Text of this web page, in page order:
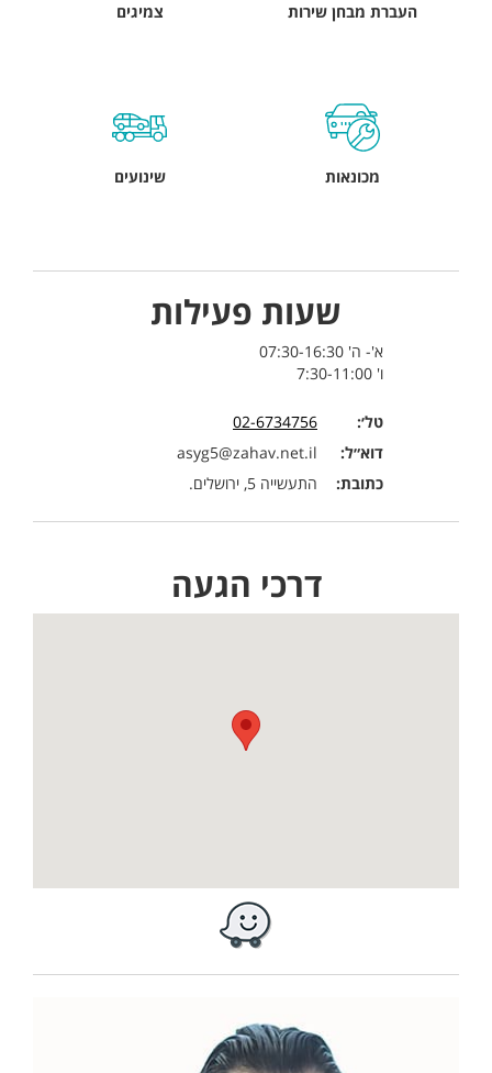
העברת מבחן שירות צמיגים
מכונאות שינועים
שעות פעילות
א'- ה' 07:30-16:30
ו' 7:30-11:00
טל׳:
02-6734756
דוא״ל:
asyg5@zahav.net.il
כתובת:
התעשייה 5, ירושלים.
דרכי הגעה